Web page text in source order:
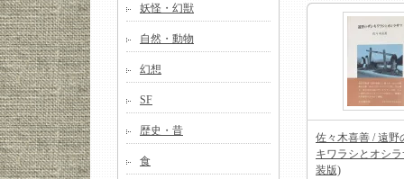
妖怪・幻獣
自然・動物
幻想
SF
歴史・昔
食
佐々木喜善 / 遠野
キワラシとオシ
装版)